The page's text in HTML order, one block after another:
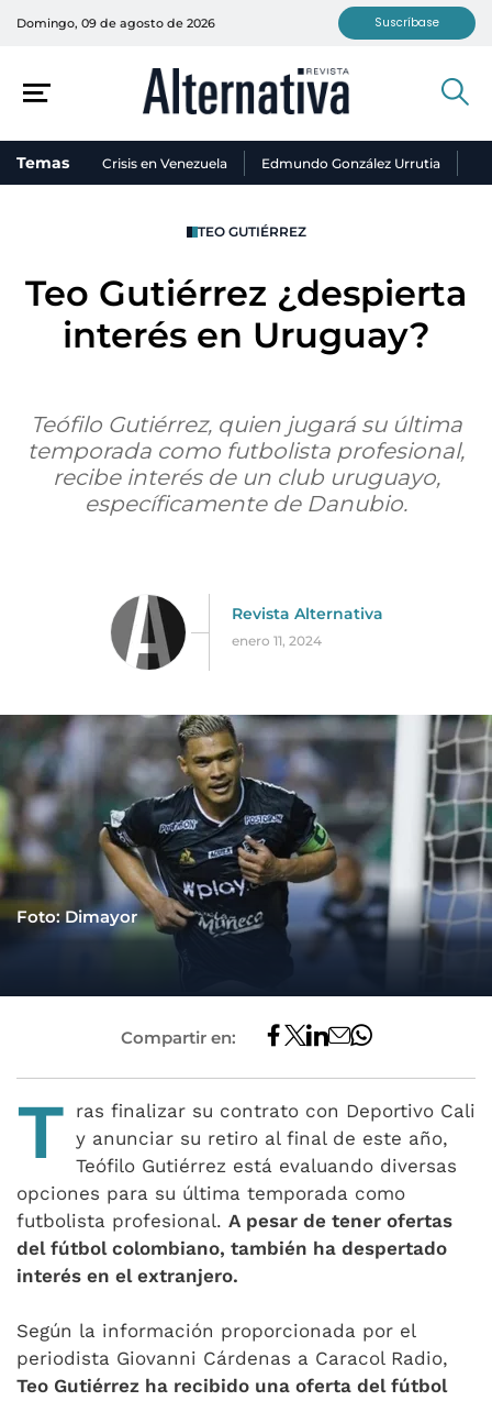
Domingo, 09 de agosto de 2026 Suscríbase
Temas Crisis en Venezuela Edmundo González Urrutia
TEO GUTIÉRREZ
Teo Gutiérrez ¿despierta
interés en Uruguay?
Teófilo Gutiérrez, quien jugará su última
temporada como futbolista profesional,
recibe interés de un club uruguayo,
específicamente de Danubio.
Revista Alternativa
enero 11, 2024
Foto: Dimayor
Compartir en:
T ras finalizar su contrato con Deportivo Cali
y anunciar su retiro al final de este año,
Teófilo Gutiérrez está evaluando diversas
opciones para su última temporada como
futbolista profesional. A pesar de tener ofertas
del fútbol colombiano, también ha despertado
interés en el extranjero.
Según la información proporcionada por el
periodista Giovanni Cárdenas a Caracol Radio,
Teo Gutiérrez ha recibido una oferta del fútbol